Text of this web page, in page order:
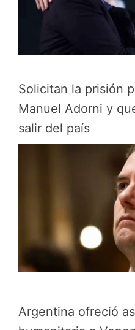
Solicitan la prisión
Manuel Adorni y
salir del país
Argentina ofreció